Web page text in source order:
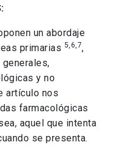
un abordaje
primarias 5,6,7,
y no
artículo nos
farmacológicas
aquel que intenta
se presenta.